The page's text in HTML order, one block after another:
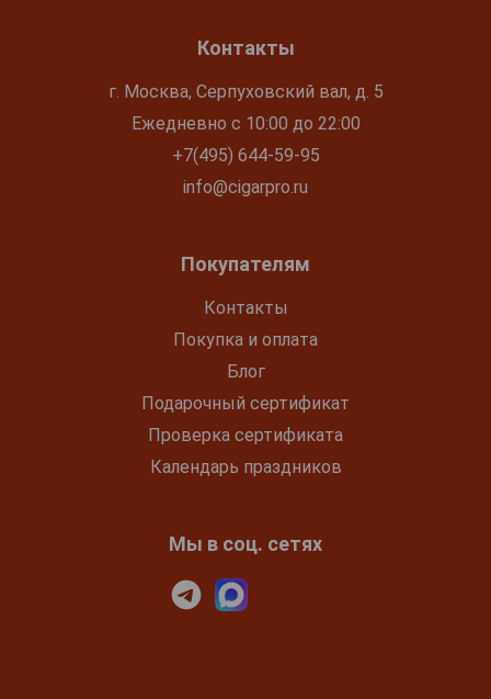
Контакты
г. Москва, Серпуховский вал, д. 5
Ежедневно с 10:00 до 22:00
+7(495) 644-59-95
info@cigarpro.ru
Покупателям
Контакты
Покупка и оплата
Блог
Подарочный сертификат
Проверка сертификата
Календарь праздников
Мы в соц. сетях